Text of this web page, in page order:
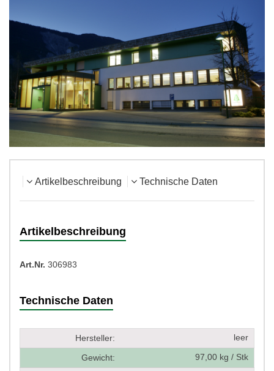
Artikelbeschreibung Technische Daten
Artikelbeschreibung
Art.Nr. 306983
Technische Daten
Hersteller: leer
Gewicht: 97,00 kg / Stk